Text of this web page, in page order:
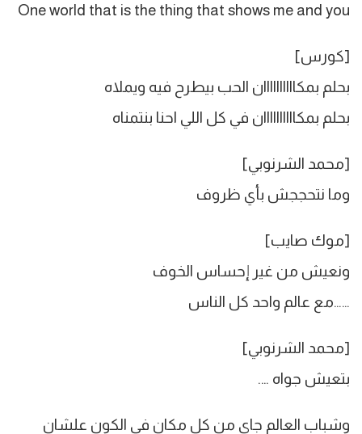
One world that is the thing that shows me and you
[كورس]
بحلم بمكاااااااااان الحب بيطرح فيه ويملاه
بحلم بمكاااااااااان في كل اللي احنا بنتمناه
[محمد الشرنوبي]
وما نتحججش بأي ظروف
[موك صايب]
ونعيش من غير إحساس الخوف
……مع عالم واحد كل الناس
[محمد الشرنوبي]
بتعيش جواه ….
وشباب العالم جاي من كل مكان في الكون علشان